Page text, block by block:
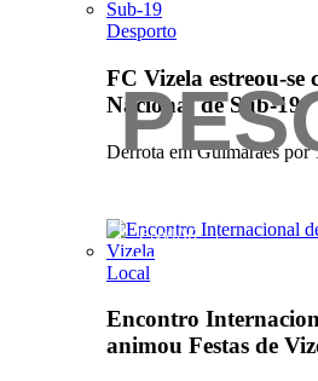
Desporto
FC Vizela estreou-se
Nacional de Sub-19
Derrota em Guimarães
Local
Encontro
animou Festas de